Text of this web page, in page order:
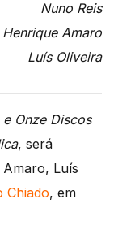
Nuno Reis
Henrique Amaro
Luís Oliveira
e Onze Discos
, será
Luís
Chiado, em